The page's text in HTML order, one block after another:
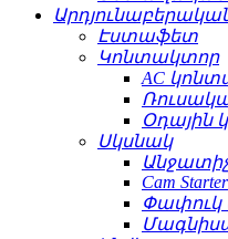
Էստաֆետ
Կոնտակտոր
AC
Օդային
Սկսնակ
Անջատիչ
Cam Starter
Փափուկ